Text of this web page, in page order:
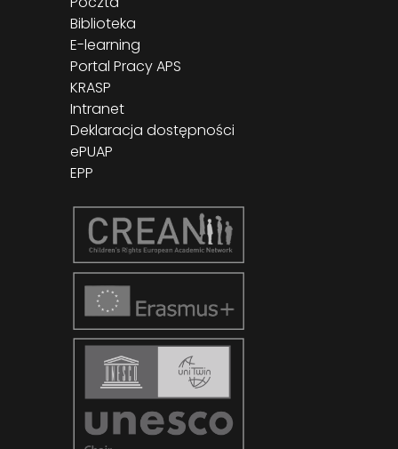
Biblioteka
E-learning
Portal Pracy APS
KRASP
Intranet
Deklaracja dostępności
ePUAP
EPP